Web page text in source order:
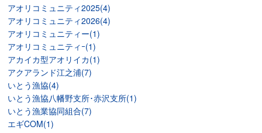
アオリコミュニティ2025(4)
アオリコミュニティ2026(4)
アオリコミュニティー(1)
アオリコミュニティｰ(1)
アカイカ型アオリイカ(1)
アクアランド江之浦(7)
いとう漁協(4)
いとう漁協八幡野支所･赤沢支所(1)
いとう漁業協同組合(7)
エギCOM(1)